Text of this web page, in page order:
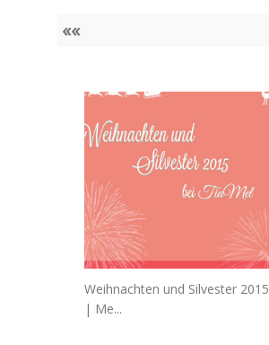
««
Weihnachten und Silvester 2015
| Me...